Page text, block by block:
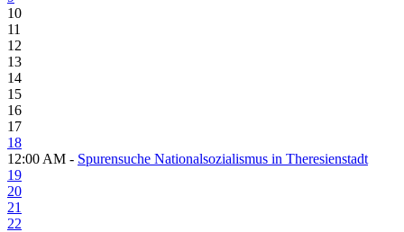
10
11
12
13
14
15
16
17
18
12:00 AM - Spurensuche Nationalsozialismus in Theresienstadt
19
20
21
22